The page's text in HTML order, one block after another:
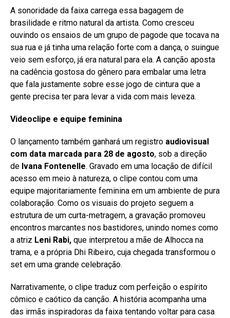
A sonoridade da faixa carrega essa bagagem de
brasilidade e ritmo natural da artista. Como cresceu
ouvindo os ensaios de um grupo de pagode que tocava na
sua rua e já tinha uma relação forte com a dança, o suingue
veio sem esforço, já era natural para ela. A canção aposta
na cadência gostosa do gênero para embalar uma letra
que fala justamente sobre esse jogo de cintura que a
gente precisa ter para levar a vida com mais leveza.
Videoclipe e equipe feminina
O lançamento também ganhará um registro audiovisual
com data marcada para 28 de agosto, sob a direção
de Ivana Fontenelle. Gravado em uma locação de difícil
acesso em meio à natureza, o clipe contou com uma
equipe majoritariamente feminina em um ambiente de pura
colaboração. Como os visuais do projeto seguem a
estrutura de um curta-metragem, a gravação promoveu
encontros marcantes nos bastidores, unindo nomes como
a atriz Leni Rabi, que interpretou a mãe de Alhocca na
trama, e a própria Dhi Ribeiro, cuja chegada transformou o
set em uma grande celebração.
Narrativamente, o clipe traduz com perfeição o espírito
cômico e caótico da canção. A história acompanha uma
das irmãs inspiradoras da faixa tentando voltar para casa